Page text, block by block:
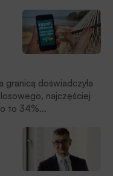
granicą doświadczyła
najczęściej
to 34%
Nederlanden
atuty polisy
kosztów leczenia i